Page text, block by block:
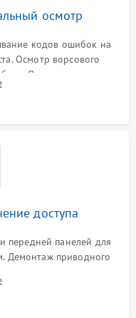
осмотр
кодов ошибок на
Осмотр ворсового
Опрос клиента о
барабан, сильно шумит
доступа
передней панелей для
Демонтаж приводного
к ТЭНу, компрессору,